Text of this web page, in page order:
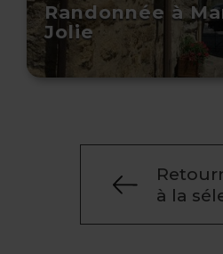
Randonnée à
Jolie
à la